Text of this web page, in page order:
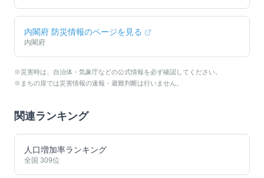
内閣府 防災情報のページを見る
内閣府
※災害時は、自治体・気象庁などの公式情報を必ず確認してください。
※まちの扉では災害情報の速報・避難判断は行いません。
関連ランキング
人口増加率ランキング
全国 309位